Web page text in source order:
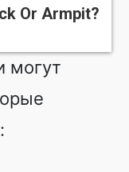
Or Armpit?
могут